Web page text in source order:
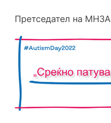
Претседател на МНЗА